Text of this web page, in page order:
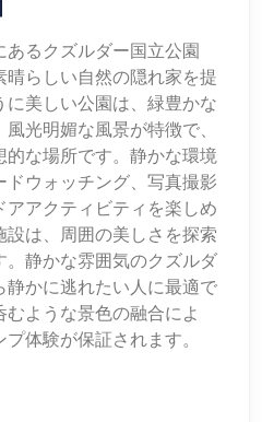
あるクズルダー国立公園
らしい自然の隠れ家を提
美しい公園は、緑豊かな
光明媚な風景が特徴で、
的な場所です。静かな環境
ウォッチング、写真撮影
アクティビティを楽しめ
設は、周囲の美しさを探索
静かな雰囲気のクズルダ
かに逃れたい人に最適で
ような景色の融合によ
体験が保証されます。